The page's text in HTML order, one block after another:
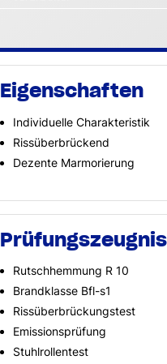
Eigenschaften
Individuelle Charakteristik
Rissüberbrückend
Dezente Marmorierung
Rutschhemmung R 10
Brandklasse Bfl-s1
Rissüberbrückungstest
Emissionsprüfung
Stuhlrollentest